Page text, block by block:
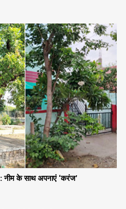
के साथ अपनाएं ‘करंज’